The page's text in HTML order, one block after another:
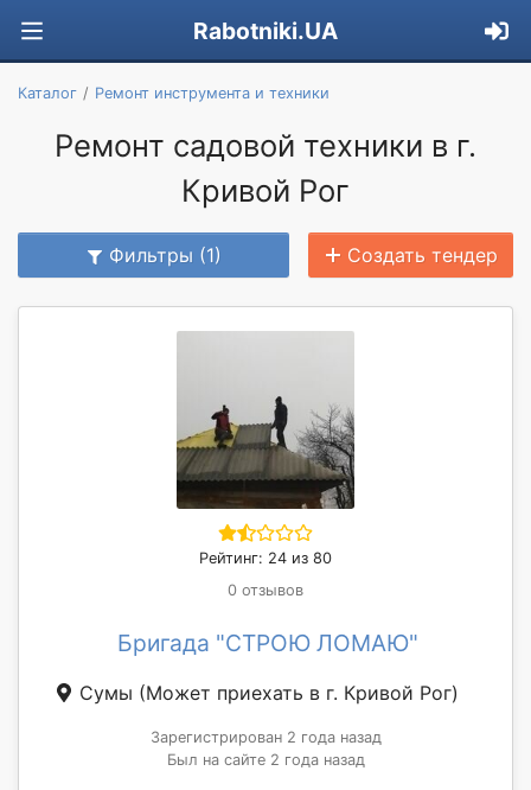
Rabotniki.UA
Каталог Ремонт инструмента и техники
Ремонт садовой техники в г.
Кривой Рог
Фильтры (1) Создать тендер
Рейтинг: 24 из 80
0 отзывов
Бригада "СТРОЮ ЛОМАЮ"
Сумы (Может приехать в г. Кривой Рог)
Зарегистрирован 2 года назад
Был на сайте 2 года назад